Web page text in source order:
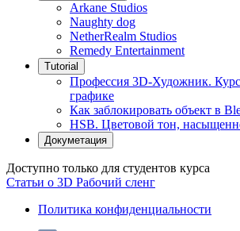
Arkane Studios
Naughty dog
NetherRealm Studios
Remedy Entertainment
Tutorial
Профессия 3D-Художник.
графике
Как заблокировать объект в
HSB. Цветовой тон,
Докуметация
Доступно только для студентов курса
Статьи о 3D Рабочий сленг
Политика конфиденциальности